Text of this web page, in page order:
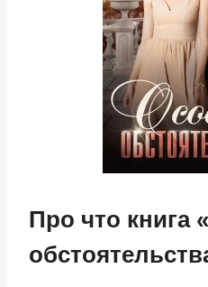
Про что книга